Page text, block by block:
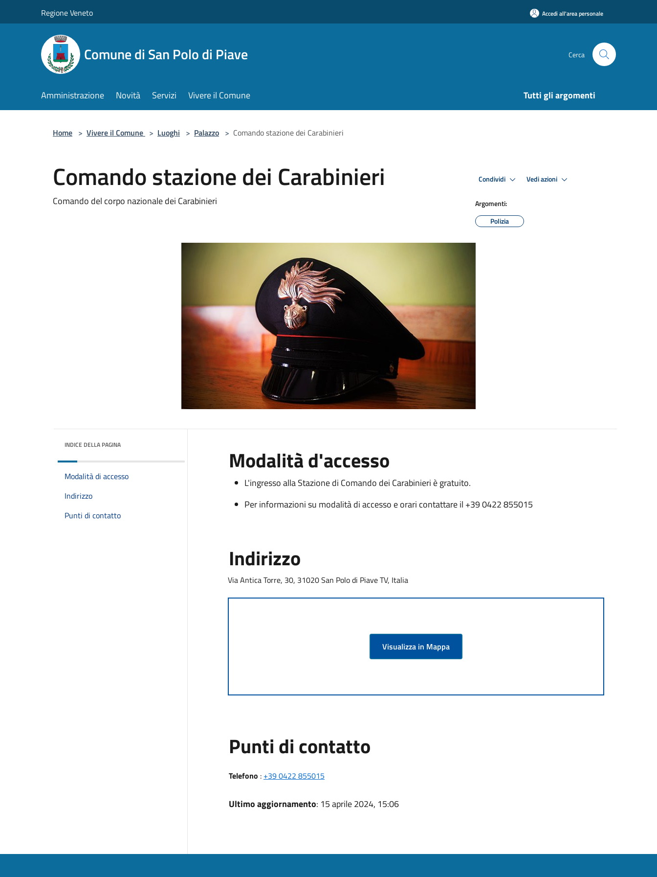
Regione Veneto Accedi all'area personale
Comune di San Polo di Piave Cerca
Amministrazione Novità Servizi Vivere il Comune Tutti gli argomenti
Home > Vivere il Comune > Luoghi > Palazzo > Comando stazione dei Carabinieri
Comando stazione dei Carabinieri
Comando del corpo nazionale dei Carabinieri
Condividi Vedi azioni
Argomenti:
Polizia
INDICE DELLA PAGINA
Modalità di accesso
Indirizzo
Punti di contatto
Modalità d'accesso
L'ingresso alla Stazione di Comando dei Carabinieri è gratuito.
Per informazioni su modalità di accesso e orari contattare il +39 0422 855015
Indirizzo
Via Antica Torre, 30, 31020 San Polo di Piave TV, Italia
Visualizza in Mappa
Punti di contatto
Telefono : +39 0422 855015
Ultimo aggiornamento: 15 aprile 2024, 15:06